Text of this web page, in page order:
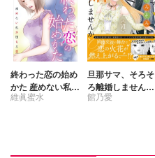
終わった恋の始め
かた 産めない私が
堕ちる恋 【合冊
維眞蜜水
旦那サマ、そろそ
ろ離婚しません
か？Ⅶ
館乃愛